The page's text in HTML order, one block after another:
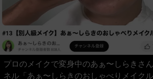
プロのメイクで変身中のあぁ〜しらきさ
ネル「あぁ〜しらきのおしゃべりメイクル